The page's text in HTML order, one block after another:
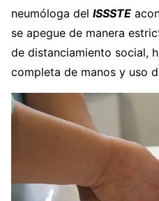
neumóloga del ISSSTE
se apegue de manera
de distanciamiento social,
completa de manos y uso